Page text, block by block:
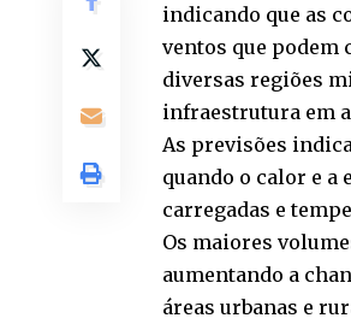
indicando que as
ventos que podem
diversas regiões
infraestrutura em
As previsões
quando o calor e a
carregadas e
Os maiores
aumentando a
áreas urbanas e